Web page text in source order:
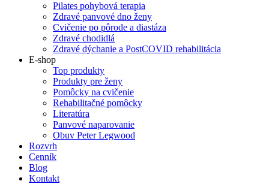
Pilates pohybová terapia
Zdravé panvové dno ženy
Cvičenie po pôrode a diastáza
Zdravé chodidlá
Zdravé dýchanie a PostCOVID rehabilitácia
E-shop
Top produkty
Produkty pre ženy
Pomôcky na cvičenie
Rehabilitačné pomôcky
Literatúra
Panvové naparovanie
Obuv Peter Legwood
Rozvrh
Cenník
Blog
Kontakt